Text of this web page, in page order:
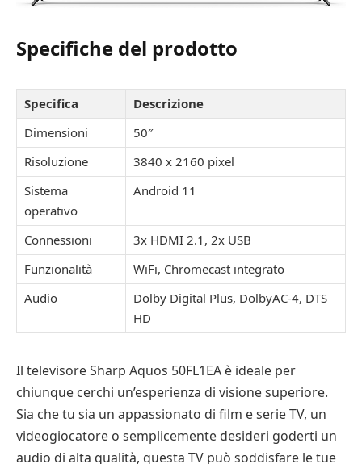
Specifiche del prodotto
Specifica
Descrizione
Dimensioni
50″
Risoluzione
3840 x 2160 pixel
Sistema
operativo
Android 11
Connessioni
3x HDMI 2.1, 2x USB
Funzionalità
WiFi, Chromecast integrato
Audio
Dolby Digital Plus, DolbyAC-4, DTS
HD
Il televisore Sharp Aquos 50FL1EA è ideale per
chiunque cerchi un’esperienza di visione superiore.
Sia che tu sia un appassionato di film e serie TV, un
videogiocatore o semplicemente desideri goderti un
audio di alta qualità, questa TV può soddisfare le tue